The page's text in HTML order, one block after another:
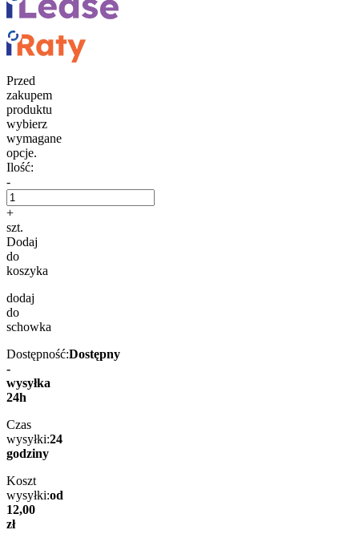
Przed
zakupem
produktu
wybierz
wymagane
opcje.
Ilość:
-
+
szt.
Dodaj
do
koszyka
dodaj
do
schowka
Dostępność:Dostępny
-
wysyłka
24h
Czas
wysyłki:24
godziny
Koszt
wysyłki:od
12,00
zł